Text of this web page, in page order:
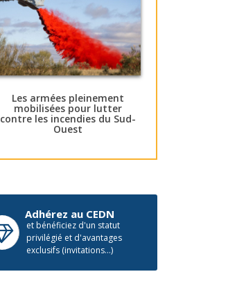
Les armées pleinement
mobilisées pour lutter
contre les incendies du Sud-
Ouest
Adhérez au CEDN
et bénéficiez d'un statut
privilégié et d'avantages
exclusifs (invitations...)